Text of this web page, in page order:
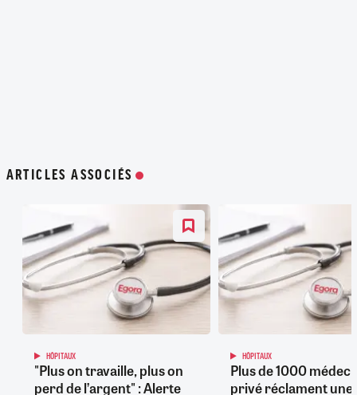
ARTICLES ASSOCIÉS
HÔPITAUX
"Plus on travaille, plus on
perd de l’argent" : Alerte
HÔPITAUX
Plus de 1000
privé réclament une